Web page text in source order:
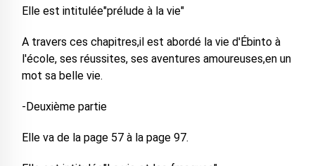
Elle est intitulée"prélude à la vie"
A travers ces chapitres,il est abordé la vie d'Ébinto à
l'école, ses réussites, ses aventures amoureuses,en un
mot sa belle vie.
-Deuxième partie
Elle va de la page 57 à la page 97.